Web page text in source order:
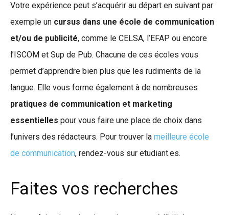
Votre expérience peut s’acquérir au départ en suivant par
exemple un cursus dans une école de communication
et/ou de publicité, comme le CELSA, l’EFAP ou encore
l’ISCOM et Sup de Pub. Chacune de ces écoles vous
permet d’apprendre bien plus que les rudiments de la
langue. Elle vous forme également à de nombreuses
pratiques de communication et marketing
essentielles pour vous faire une place de choix dans
l’univers des rédacteurs. Pour trouver la meilleure école
de communication, rendez-vous sur etudiant.es.
Faites vos recherches